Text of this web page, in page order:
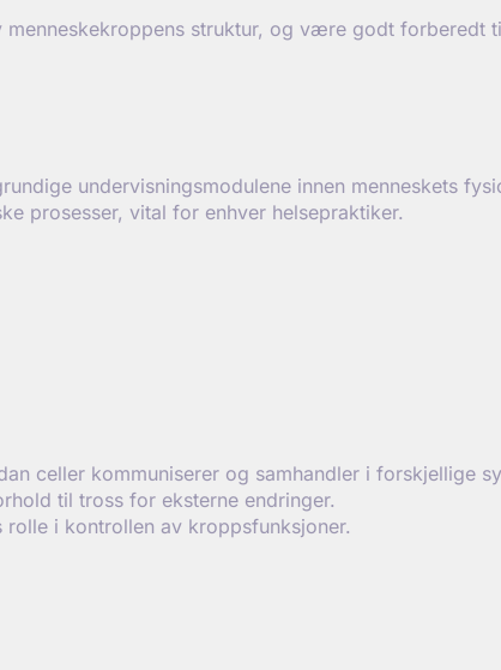
struktur, og være godt forberedt
undervisningsmodulene innen menneskets
prosesser, vital for enhver helsepraktiker.
celler kommuniserer og samhandler i forskjellige
til tross for eksterne endringer.
i kontrollen av kroppsfunksjoner.